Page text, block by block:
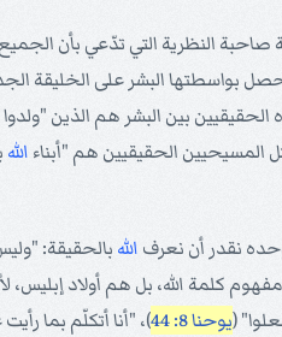
صاحبة النظرية التي تدّعي بأن
بواسطتها البشر على الخليقة
بين البشر هم الذين
المسيحيين الحقيقيين هم "أبناء الله
نقدر أن نعرف الله بالحقيقة:
كلمة الله، بل هم أولاد إبليس،
(يوحنا 8: 44 )، "أنا أتكلّم بما